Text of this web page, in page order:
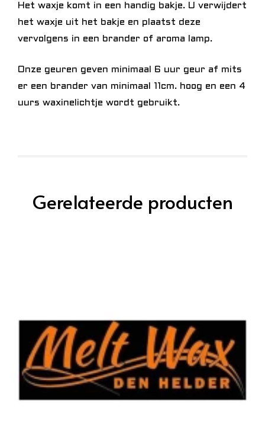
Het waxje komt in een handig bakje. U verwijdert
het waxje uit het bakje en plaatst deze
vervolgens in een brander of aroma lamp.
Onze geuren geven minimaal 6 uur geur af mits
er een brander van minimaal 11cm. hoog en een 4
uurs waxinelichtje wordt gebruikt.
Gerelateerde producten